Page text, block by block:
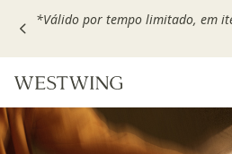
Escolha seu VOUCHER e ganhe